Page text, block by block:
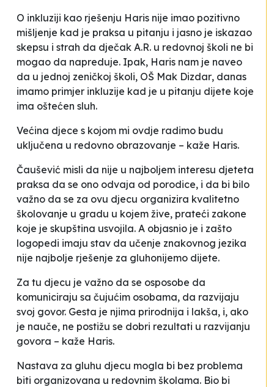
O inkluziji kao rješenju Haris nije imao pozitivno
mišljenje kad je praksa u pitanju i jasno je iskazao
skepsu i strah da dječak A.R. u redovnoj školi ne bi
mogao da napreduje. Ipak, Haris nam je naveo
da u jednoj zeničkoj školi, OŠ Mak Dizdar, danas
imamo primjer inkluzije kad je u pitanju dijete koje
ima oštećen sluh.
Većina djece s kojom mi ovdje radimo budu
uključena u redovno obrazovanje – kaže Haris.
Čaušević misli da nije u najboljem interesu djeteta
praksa da se ono odvaja od porodice, i da bi bilo
važno da se za ovu djecu organizira kvalitetno
školovanje u gradu u kojem žive, prateći zakone
koje je skupština usvojila. A objasnio je i zašto
logopedi imaju stav da učenje znakovnog jezika
nije najbolje rješenje za gluhonijemo dijete.
Za tu djecu je važno da se osposobe da
komuniciraju sa čujućim osobama, da razvijaju
svoj govor. Gesta je njima prirodnija i lakša, i, ako
je nauče, ne postižu se dobri rezultati u razvijanju
govora – kaže Haris.
Nastava za gluhu djecu mogla bi bez problema
biti organizovana u redovnim školama. Bio bi